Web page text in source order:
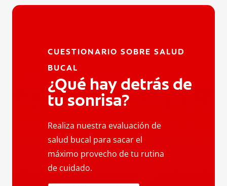
CUESTIONARIO SOBRE SALUD
BUCAL
¿Qué hay detrás de
tu sonrisa?
Realiza nuestra evaluación de
salud bucal para sacar el
máximo provecho de tu rutina
de cuidado.